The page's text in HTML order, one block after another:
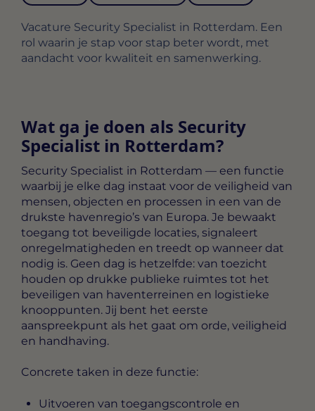
Vacature Security Specialist in Rotterdam. Een
rol waarin je stap voor stap beter wordt, met
aandacht voor kwaliteit en samenwerking.
Wat ga je doen als Security
Specialist in Rotterdam?
Security Specialist in Rotterdam — een functie
waarbij je elke dag instaat voor de veiligheid van
mensen, objecten en processen in een van de
drukste havenregio’s van Europa. Je bewaakt
toegang tot beveiligde locaties, signaleert
onregelmatigheden en treedt op wanneer dat
nodig is. Geen dag is hetzelfde: van toezicht
houden op drukke publieke ruimtes tot het
beveiligen van haventerreinen en logistieke
knooppunten. Jij bent het eerste
aanspreekpunt als het gaat om orde, veiligheid
en handhaving.
Concrete taken in deze functie:
Uitvoeren van toegangscontrole en